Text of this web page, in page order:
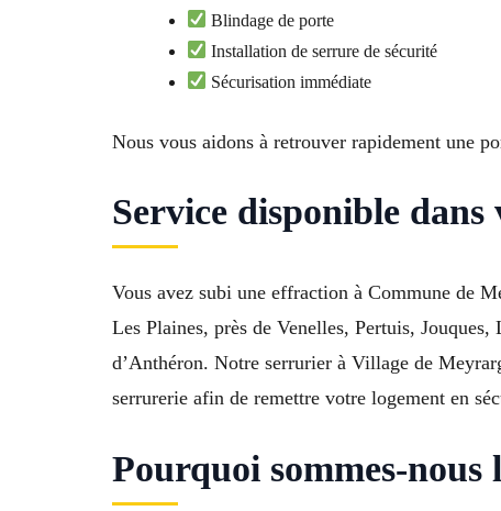
Blindage de porte
Installation de serrure de sécurité
Sécurisation immédiate
Nous vous aidons à retrouver rapidement une
Service disponible
Vous avez subi une effraction à Commune de
Les Plaines, près de Venelles, Pertuis,
d’Anthéron. Notre serrurier à Village de
serrurerie afin de remettre votre logement en
Pourquoi sommes-